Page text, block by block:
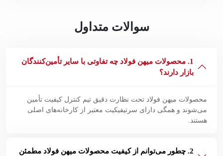
سوالات متداول
1. محصولات میهن فولاد چه تفاوتی با سایر تأمین‌کنندگان
بازار دارند؟
محصولات میهن فولاد تحت نظارت دقیق تیم کنترل کیفیت تأمین
می‌شوند و همگی دارای سرتیفیکیت معتبر از کارخانه‌های اصلی
هستند.
2. چطور می‌توانم از کیفیت محصولات میهن فولاد مطمئن